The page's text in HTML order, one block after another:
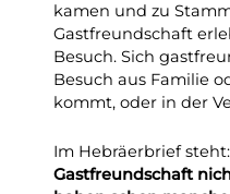
kamen und zu
Gastfreundschaft
Besuch. Sich
Besuch aus Familie
kommt, oder in der
Im Hebräerbrief
Gastfreundschaft